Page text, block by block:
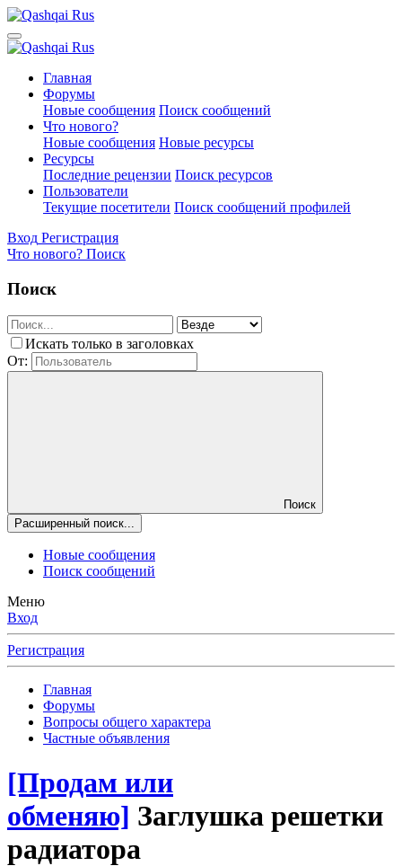
Главная
Форумы
Новые сообщения Поиск сообщений
Что нового?
Новые сообщения Новые ресурсы
Ресурсы
Последние рецензии Поиск ресурсов
Пользователи
Текущие посетители Поиск сообщений профилей
Вход Регистрация
Что нового? Поиск
Поиск
Искать только в заголовках
От:
Поиск
Расширенный поиск...
Новые сообщения
Поиск сообщений
Меню
Вход
Регистрация
Главная
Форумы
Вопросы общего характера
Частные объявления
[Продам или
обменяю] Заглушка решетки
радиатора